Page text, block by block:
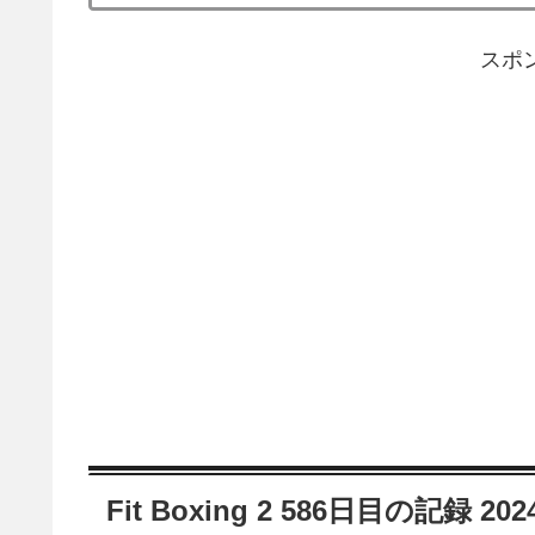
スポ
Fit Boxing 2 586日目の記録